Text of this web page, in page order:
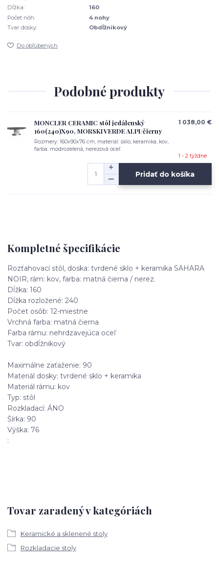
Dĺžka:
160
Počet nôh:
4 nohy
Tvar dosky:
Obdĺžnikový
Do obľúbených
Podobné produkty
MONCLER CERAMIC stôl jedálenský
160(240)X90, MORSKI VERDE ALPI/čierny
Rozmery: 160x90x76 cm, materiál: sklo, keramika, kov,
farba: modrozelená, nerezová oceľ.
1 038,00 €
1 - 2 týždne
Pridať do košíka
Kompletné špecifikácie
Rozťahovací stôl, doska: tvrdené sklo + keramika SAHARA
NOIR, rám: kov, farba: matná čierna / nerez.
Dĺžka: 160
Dĺžka rozložené: 240
Počet osôb: 12-miestne
Vrchná farba: matná čierna
Farba rámu: nehrdzavejúca oceľ
Tvar: obdĺžnikový
Maximálne zaťaženie: 90
Materiál dosky: tvrdené sklo + keramika
Materiál rámu: kov
Typ: stôl
Rozkladací: ÁNO
Šírka: 90
Výška: 76
:
Tovar zaradený v kategóriách
Keramické a sklenené stoly
Rozkladacie stoly